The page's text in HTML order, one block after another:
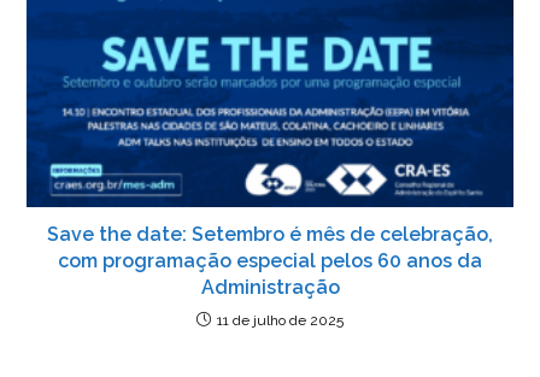
Save the date: Setembro é mês de celebração,
com programação especial pelos 60 anos da
Administração
11 de julho de 2025